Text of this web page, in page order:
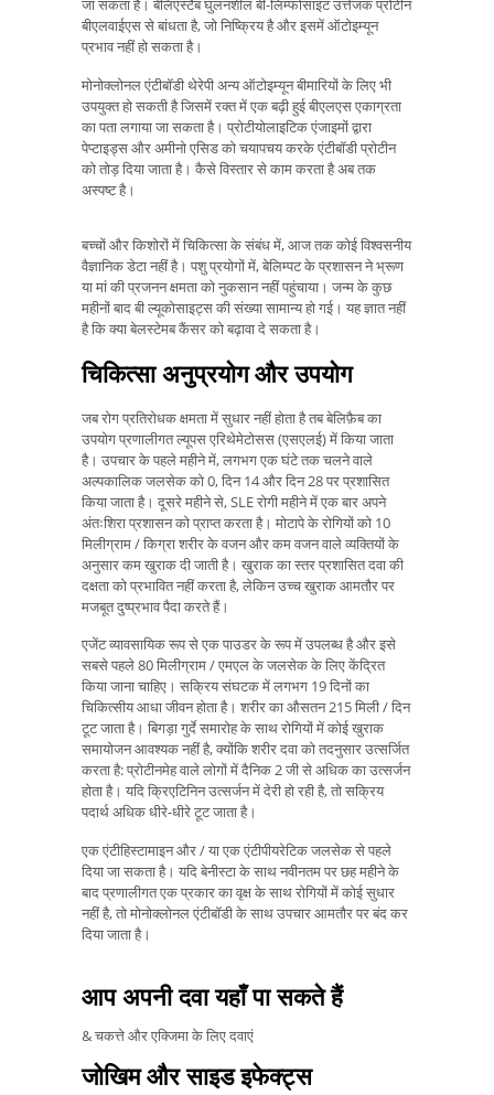
जा सकता है। बेलिएस्टैब घुलनशील बी-लिम्फोसाइट उत्तेजक प्रोटीन
बीएलवाईएस से बांधता है, जो निष्क्रिय है और इसमें ऑटोइम्यून
प्रभाव नहीं हो सकता है।
मोनोक्लोनल एंटीबॉडी थेरेपी अन्य ऑटोइम्यून बीमारियों के लिए भी
उपयुक्त हो सकती है जिसमें रक्त में एक बढ़ी हुई बीएलएस एकाग्रता
का पता लगाया जा सकता है। प्रोटीयोलाइटिक एंजाइमों द्वारा
पेप्टाइड्स और अमीनो एसिड को चयापचय करके एंटीबॉडी प्रोटीन
को तोड़ दिया जाता है। कैसे विस्तार से काम करता है अब तक
अस्पष्ट है।
बच्चों और किशोरों में चिकित्सा के संबंध में, आज तक कोई विश्वसनीय
वैज्ञानिक डेटा नहीं है। पशु प्रयोगों में, बेलिम्पट के प्रशासन ने भ्रूण
या मां की प्रजनन क्षमता को नुकसान नहीं पहुंचाया। जन्म के कुछ
महीनों बाद बी ल्यूकोसाइट्स की संख्या सामान्य हो गई। यह ज्ञात नहीं
है कि क्या बेलस्टेमब कैंसर को बढ़ावा दे सकता है।
चिकित्सा अनुप्रयोग और उपयोग
जब रोग प्रतिरोधक क्षमता में सुधार नहीं होता है तब बेलिफ़ैब का
उपयोग प्रणालीगत ल्यूपस एरिथेमेटोसस (एसएलई) में किया जाता
है। उपचार के पहले महीने में, लगभग एक घंटे तक चलने वाले
अल्पकालिक जलसेक को 0, दिन 14 और दिन 28 पर प्रशासित
किया जाता है। दूसरे महीने से, SLE रोगी महीने में एक बार अपने
अंतःशिरा प्रशासन को प्राप्त करता है। मोटापे के रोगियों को 10
मिलीग्राम / किग्रा शरीर के वजन और कम वजन वाले व्यक्तियों के
अनुसार कम खुराक दी जाती है। खुराक का स्तर प्रशासित दवा की
दक्षता को प्रभावित नहीं करता है, लेकिन उच्च खुराक आमतौर पर
मजबूत दुष्प्रभाव पैदा करते हैं।
एजेंट व्यावसायिक रूप से एक पाउडर के रूप में उपलब्ध है और इसे
सबसे पहले 80 मिलीग्राम / एमएल के जलसेक के लिए केंद्रित
किया जाना चाहिए। सक्रिय संघटक में लगभग 19 दिनों का
चिकित्सीय आधा जीवन होता है। शरीर का औसतन 215 मिली / दिन
टूट जाता है। बिगड़ा गुर्दे समारोह के साथ रोगियों में कोई खुराक
समायोजन आवश्यक नहीं है, क्योंकि शरीर दवा को तदनुसार उत्सर्जित
करता है: प्रोटीनमेह वाले लोगों में दैनिक 2 जी से अधिक का उत्सर्जन
होता है। यदि क्रिएटिनिन उत्सर्जन में देरी हो रही है, तो सक्रिय
पदार्थ अधिक धीरे-धीरे टूट जाता है।
एक एंटीहिस्टामाइन और / या एक एंटीपीयरेटिक जलसेक से पहले
दिया जा सकता है। यदि बेनीस्टा के साथ नवीनतम पर छह महीने के
बाद प्रणालीगत एक प्रकार का वृक्ष के साथ रोगियों में कोई सुधार
नहीं है, तो मोनोक्लोनल एंटीबॉडी के साथ उपचार आमतौर पर बंद कर
दिया जाता है।
आप अपनी दवा यहाँ पा सकते हैं
& चकत्ते और एक्जिमा के लिए दवाएं
जोखिम और साइड इफेक्ट्स